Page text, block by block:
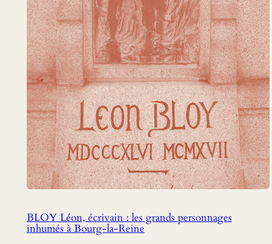
BLOY Léon, écrivain : les grands personnages
inhumés à Bourg-la-Reine